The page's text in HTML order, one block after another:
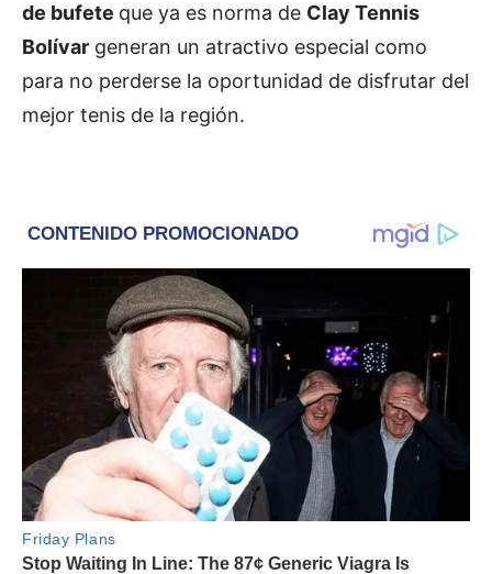
de bufete que ya es norma de Clay Tennis
Bolívar generan un atractivo especial como
para no perderse la oportunidad de disfrutar del
mejor tenis de la región.